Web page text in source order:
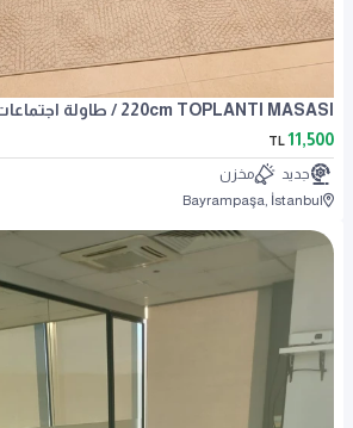
220cm TOPLANTI MASASI / طاولة اجتماعات بارجل معدنية
11,500
TL
جديد
مخزن
Bayrampaşa, İstanbul